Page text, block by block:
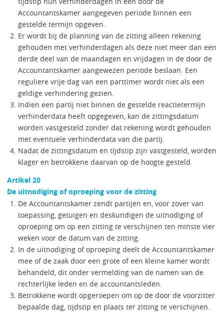
Accountantskamer aangegeven periode binnen een
gestelde termijn opgeven.
Er wordt bij de planning van de zitting alleen rekening
gehouden met verhinderdagen als deze niet meer dan een
derde deel van de maandagen en vrijdagen in de door de
Accountantskamer aangewezen periode beslaan. Een
reguliere vrije dag van een parttimer wordt niet als een
geldige verhindering gezien.
Indien een partij niet binnen de gestelde reactietermijn
verhinderdata heeft opgegeven, kan de zittingsdatum
worden vastgesteld zonder dat rekening wordt gehouden
met eventuele verhinderdata van die partij.
Nadat de zittingsdatum en tijdstip zijn vastgesteld, worden
klager en betrokkene daarvan op de hoogte gesteld.
Artikel 20
De uitnodiging of oproeping voor de zitting
De Accountantskamer zendt partijen en, voor zover van
toepassing, getuigen en deskundigen de uitnodiging of
oproeping om op een zitting te verschijnen ten minste vier
weken voor de datum van de zitting.
In de uitnodiging of oproeping deelt de Accountantskamer
mee of de zaak door een grote of een kleine kamer wordt
behandeld, dit onder vermelding van de namen van de
rechterlijke leden en de accountantsleden.
Betrokkene wordt opgeroepen om op de door de voorzitter
bepaalde dag, tijdstip en plaats ter zitting te verschijnen.